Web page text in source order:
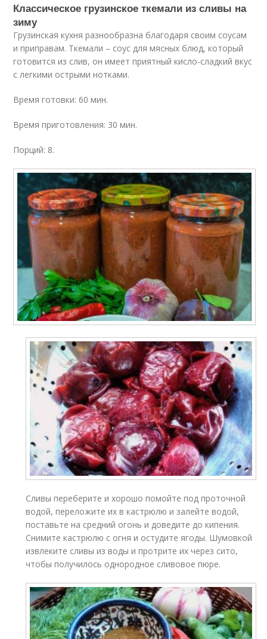
Классическое грузинское ткемали из сливы на
зиму
Грузинская кухня разнообразна благодаря своим соусам
и приправам. Ткемали – соус для мясных блюд, который
готовится из слив, он имеет приятный кисло-сладкий вкус
с легкими острыми нотками.
Время готовки: 60 мин.
Время приготовления: 30 мин.
Порций: 8.
Сливы переберите и хорошо помойте под проточной
водой, переложите их в кастрюлю и залейте водой,
поставьте на средний огонь и доведите до кипения.
Снимите кастрюлю с огня и остудите ягоды. Шумовкой
извлеките сливы из воды и протрите их через сито,
чтобы получилось однородное сливовое пюре.